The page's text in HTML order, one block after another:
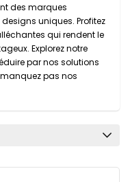
des marques
uniques. Profitez
qui rendent le
Explorez notre
par nos solutions
pas nos